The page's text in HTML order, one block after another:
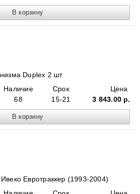
Duplex 2 шт
Наличие
68
Срок
15-21
Цена
3 843.00 р.
Евротраккер (1993-2004)